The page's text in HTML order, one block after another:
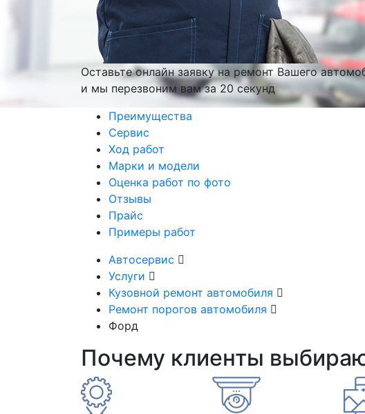
Оставьте онлайн заявку на ремонт Вашего
и мы перезвоним вамза 20 секунд
Преимущества
Сервис
Ход работ
Марки и модели
Оценка работ по фото
Отзывы
Прайс
Примеры работ
Автосервис
Услуги
Кузовной ремонт автомобиля
Ремонт порогов автомобиля
Форд
Почему клиенты